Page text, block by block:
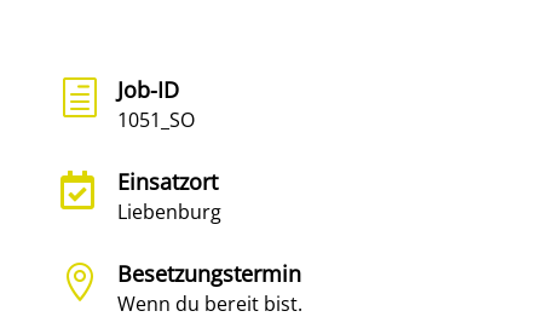
h Job-ID
1051_SO
 Einsatzort
Liebenburg
 Besetzungstermin
Wenn du bereit bist.